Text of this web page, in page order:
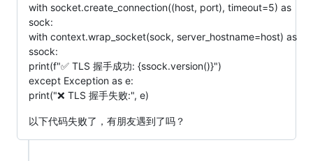
with socket.create_connection((host, port), timeout=5) as
sock:
with context.wrap_socket(sock, server_hostname=host) as
ssock:
print(f"✅ TLS 握手成功: {ssock.version()}")
except Exception as e:
print("❌ TLS 握手失败:", e)
以下代码失败了，有朋友遇到了吗？